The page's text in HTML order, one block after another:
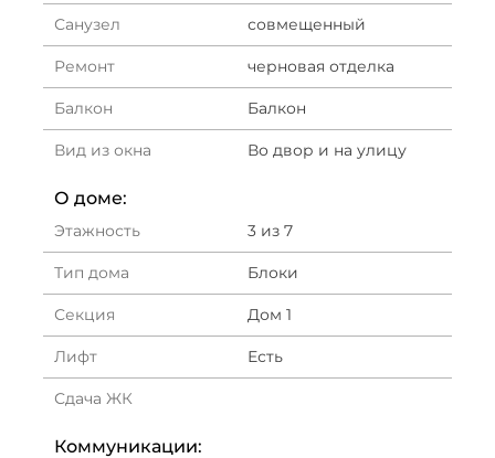
Санузел совмещенный
Ремонт черновая отделка
Балкон Балкон
Вид из окна Во двор и на улицу
О доме:
Этажность 3 из 7
Тип дома Блоки
Секция Дом 1
Лифт Есть
Сдача ЖК
Коммуникации: